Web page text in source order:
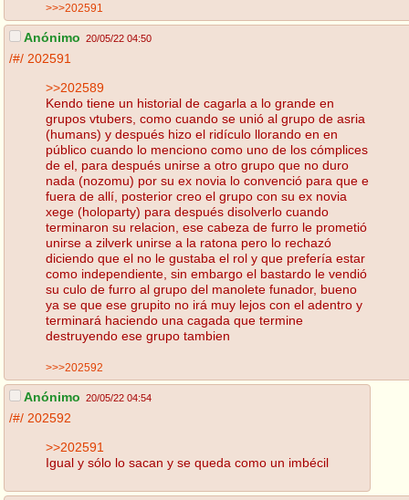
>>>202591
Anónimo 20/05/22 04:50
/#/ 202591
>>202589
Kendo tiene un historial de cagarla a lo grande en
grupos vtubers, como cuando se unió al grupo de asria
(humans) y después hizo el ridículo llorando en en
público cuando lo menciono como uno de los cómplices
de el, para después unirse a otro grupo que no duro
nada (nozomu) por su ex novia lo convenció para que e
fuera de allí, posterior creo el grupo con su ex novia
xege (holoparty) para después disolverlo cuando
terminaron su relacion, ese cabeza de furro le prometió
unirse a zilverk unirse a la ratona pero lo rechazó
diciendo que el no le gustaba el rol y que prefería estar
como independiente, sin embargo el bastardo le vendió
su culo de furro al grupo del manolete funador, bueno
ya se que ese grupito no irá muy lejos con el adentro y
terminará haciendo una cagada que termine
destruyendo ese grupo tambien
>>>202592
Anónimo 20/05/22 04:54
/#/ 202592
>>202591
Igual y sólo lo sacan y se queda como un imbécil